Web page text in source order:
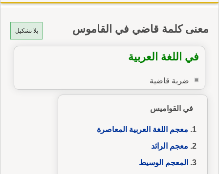
بلا تشكيل معنى كلمة قاضي في القاموس
في اللغة العربية
ضربة قاضية
في القواميس
معجم اللغة العربية المعاصرة
معجم الرائد
المعجم الوسيط